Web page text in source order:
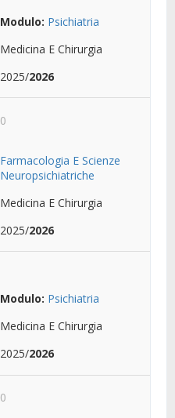
Modulo: Psichiatria
Medicina E Chirurgia
2025/2026
0
Farmacologia E Scienze
Neuropsichiatriche
Medicina E Chirurgia
2025/2026
Modulo: Psichiatria
Medicina E Chirurgia
2025/2026
0